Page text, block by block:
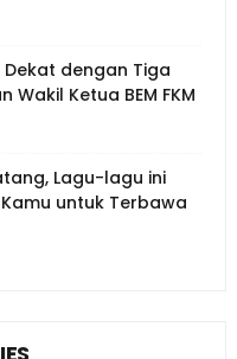
Dekat dengan Tiga
Wakil Ketua BEM FKM
Lagu-lagu ini
untuk Terbawa